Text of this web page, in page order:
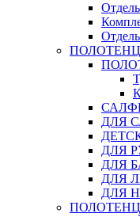
ДЛЯ
ДЛЯ
ДЛЯ
ДЛЯ
ДЛЯ